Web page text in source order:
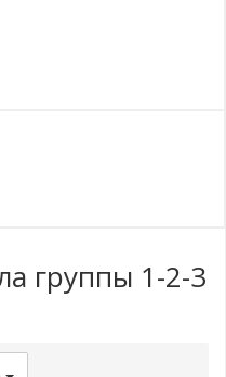
группы 1-2-3